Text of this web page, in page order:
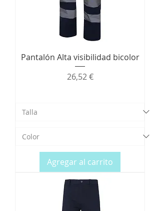
Pantalón Alta visibilidad bicolor
Precio
26,52 €
Agregar al carrito